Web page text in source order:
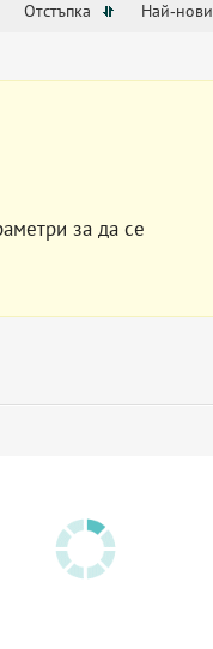
Отстъпка Най-нови
за да се